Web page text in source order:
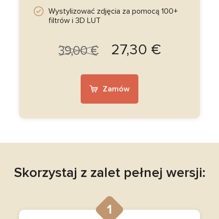
Wystylizować zdjęcia za pomocą 100+
filtrów i 3D LUT
39,00 € 27,30 €
Zamów
Skorzystaj z zalet pełnej wersji:
1